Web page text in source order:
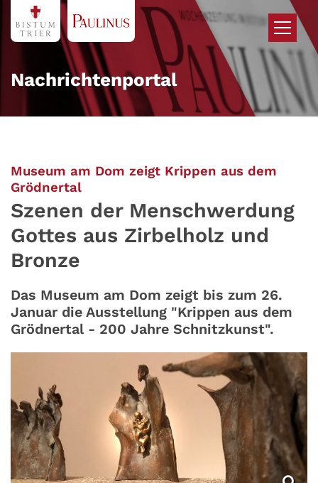
Zum Inhalt springen
Nachrichtenportal
Museum am Dom zeigt Krippen aus dem
Grödnertal:
Szenen der Menschwerdung
Gottes aus Zirbelholz und
Bronze
Das Museum am Dom zeigt bis zum 26.
Januar die Ausstellung "Krippen aus dem
Grödnertal - 200 Jahre Schnitzkunst".